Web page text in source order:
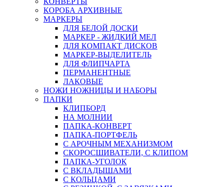
КОРОБА АРХИВНЫЕ
МАРКЕРЫ
ДЛЯ БЕЛОЙ ДОСКИ
МАРКЕР - ЖИДКИЙ МЕЛ
ДЛЯ КОМПАКТ ДИСКОВ
МАРКЕР-ВЫДЕЛИТЕЛЬ
ДЛЯ ФЛИПЧАРТА
ПЕРМАНЕНТНЫЕ
ЛАКОВЫЕ
НОЖИ НОЖНИЦЫ И НАБОРЫ
ПАПКИ
КЛИПБОРД
НА МОЛНИИ
ПАПКА-КОНВЕРТ
ПАПКА-ПОРТФЕЛЬ
С АРОЧНЫМ МЕХАНИЗМОМ
СКОРОСШИВАТЕЛИ, С КЛИПОМ
ПАПКА-УГОЛОК
С ВКЛАДЫШАМИ
С КОЛЬЦАМИ